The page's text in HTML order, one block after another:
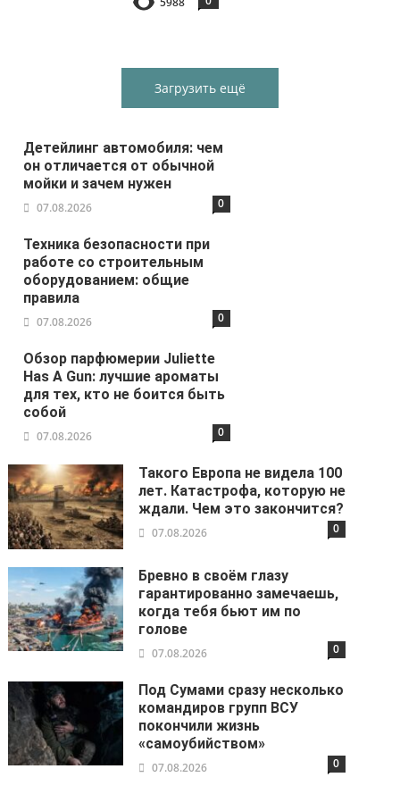
Загрузить ещё
Детейлинг автомобиля: чем
он отличается от обычной
мойки и зачем нужен
07.08.2026 0
Техника безопасности при
работе со строительным
оборудованием: общие
правила
07.08.2026 0
Обзор парфюмерии Juliette
Has A Gun: лучшие ароматы
для тех, кто не боится быть
собой
07.08.2026 0
Такого Европа не видела 100
лет. Катастрофа, которую не
ждали. Чем это закончится?
07.08.2026 0
Бревно в своём глазу
гарантированно замечаешь,
когда тебя бьют им по
голове
07.08.2026 0
Под Сумами сразу несколько
командиров групп ВСУ
покончили жизнь
«самоубийством»
07.08.2026 0